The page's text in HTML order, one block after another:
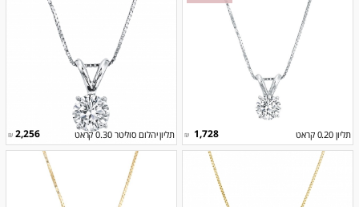
תליון 0.20 קראט 1,728
₪ תליון יהלום סוליטר 0.30 קראט 2,256
₪